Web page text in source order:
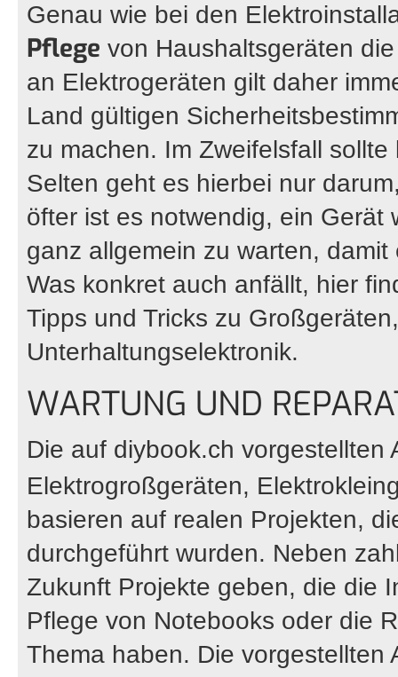
Genau wie bei den
Pflege von Haushaltsgeräten
an Elektrogeräten gilt daher
Land gültigen
zu machen. Im Zweifelsfall
Selten geht es hierbei nur
öfter ist es notwendig, ein Gerät
ganz allgemein zu warten,
Was konkret auch anfällt, hier
Tipps und Tricks zu
Unterhaltungselektronik.
WARTUNG UND
Die auf diybook.ch vorgestellten
Elektrogroßgeräten,
basieren auf realen Projekten,
durchgeführt wurden. Neben
Zukunft Projekte geben, die die
Pflege von Notebooks oder die
Thema haben. Die vorgestellten